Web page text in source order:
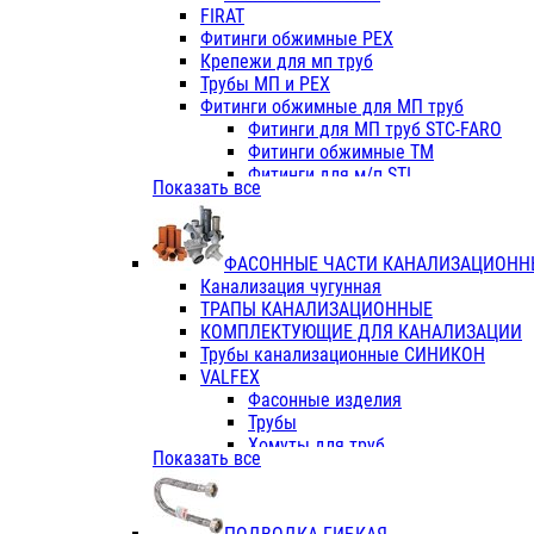
Фитинги ПП белые
Фитинги ПП белые
Фитинги ППс металл.белые
VALFEX
Трубы PE-RT
Трубы ПП водопровод белые
Трубы ПП водопровод серые
Трубы армированные
Трубы армированные
Фитинги с металл. серые
Фитинги ПП (серые)
Фитинги ПП белые
Краны
Фитинги ПП (белые)
Фитинги ПП с металлом белые
ПК КОНТУР
Краны полипропиленовые
Трубы полипропиленивые
FIRAT
Фитинги обжимные PEX
Крепежи для мп труб
Трубы МП и PEX
Фитинги обжимные для МП труб
Фитинги для МП труб STC-FARO
Фитинги обжимные ТМ
Фитинги для м/п STI
Фитинги для МП труб TITAN
TK
VALFEX
Показать все
ФАСОННЫЕ ЧАСТИ
Канализация чугунная
ТРАПЫ КАНАЛИЗАЦИОННЫЕ
КОМПЛЕКТУЮЩИЕ ДЛЯ КАНАЛИЗАЦИИ
Трубы канализационные СИНИКОН
VALFEX
Фасонные изделия
Трубы
Хомуты для труб
ПВХ (стройполимер)
Показать все